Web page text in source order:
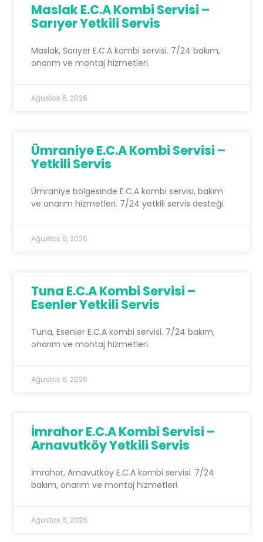
Maslak E.C.A Kombi Servisi –
Sarıyer Yetkili Servis
Maslak, Sarıyer E.C.A kombi servisi. 7/24 bakım,
onarım ve montaj hizmetleri.
Ağustos 6, 2026
Ümraniye E.C.A Kombi Servisi –
Yetkili Servis
Ümraniye bölgesinde E.C.A kombi servisi, bakım
ve onarım hizmetleri. 7/24 yetkili servis desteği.
Ağustos 6, 2026
Tuna E.C.A Kombi Servisi –
Esenler Yetkili Servis
Tuna, Esenler E.C.A kombi servisi. 7/24 bakım,
onarım ve montaj hizmetleri.
Ağustos 6, 2026
İmrahor E.C.A Kombi Servisi –
Arnavutköy Yetkili Servis
İmrahor, Arnavutköy E.C.A kombi servisi. 7/24
bakım, onarım ve montaj hizmetleri.
Ağustos 6, 2026